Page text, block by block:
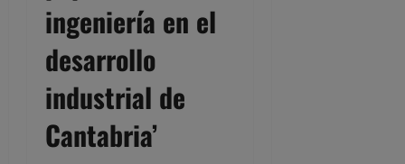
ingeniería en el
desarrollo
industrial de
Cantabria’